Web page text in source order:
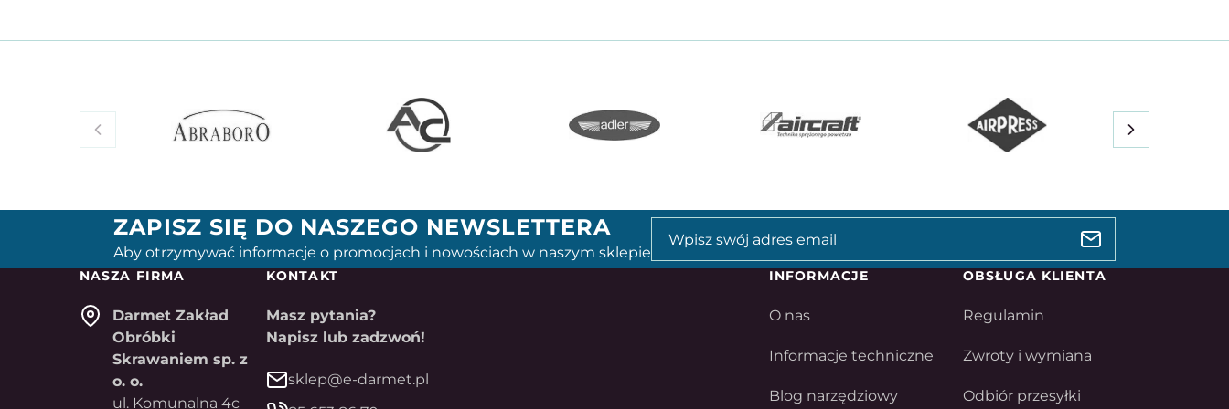
ZAPISZ SIĘ DO NASZEGO NEWSLETTERA
Aby otrzymywać informacje o promocjach i nowościach w naszym sklepie
NASZA FIRMA
Darmet Zakład
Obróbki
Skrawaniem sp. z
o. o.
ul. Komunalna 4c
KONTAKT
Masz pytania?
Napisz lub zadzwoń!
sklep@e-darmet.pl
INFORMACJE
O nas
Informacje techniczne
Blog narzędziowy
OBSŁUGA KLIENTA
Regulamin
Zwroty i wymiana
Odbiór przesyłki